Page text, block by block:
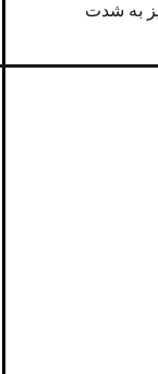
به شدت